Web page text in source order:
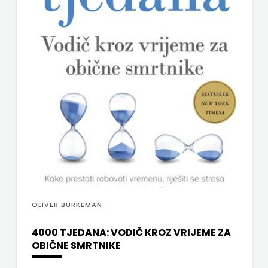
NAKLADA
NAKLADA
OCEANMORE
Naklada
Rocky
NAKLADA
VERBUM
VORTO PALABRA
OLIVER BURKEMAN
4000 TJEDANA: VODIČ KROZ VRIJEME ZA
OBIČNE SMRTNIKE